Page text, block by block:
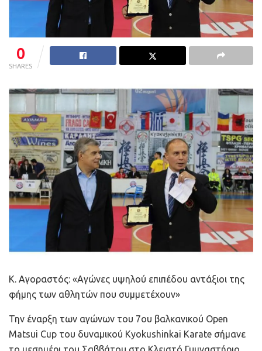
0
SHARES
Κ. Αγοραστός: «Αγώνες υψηλού επιπέδου αντάξιοι της
φήμης των αθλητών που συμμετέχουν»
Την έναρξη των αγώνων του 7ου βαλκανικού Open
Matsui Cup του δυναμικού Kyokushinkai Karate σήμανε